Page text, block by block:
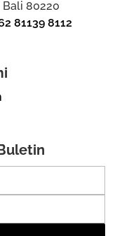
Bali 80220
81139 8112